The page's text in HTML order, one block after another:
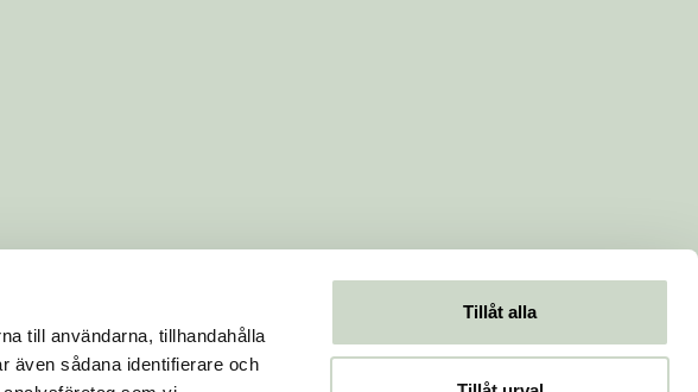
till användarna, tillhandahålla
även sådana identifierare och
Tillåt alla